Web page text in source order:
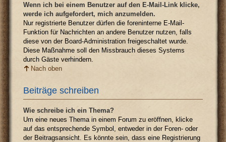
Wenn ich bei einem Benutzer auf den E-Mail-Link klicke,
werde ich aufgefordert, mich anzumelden.
Nur registrierte Benutzer dürfen die foreninterne E-Mail-
Funktion für Nachrichten an andere Benutzer nutzen, falls
diese von der Board-Administration freigeschaltet wurde.
Diese Maßnahme soll den Missbrauch dieses Systems
durch Gäste verhindern.
Nach oben
Beiträge schreiben
Wie schreibe ich ein Thema?
Um eine neues Thema in einem Forum zu eröffnen, klicke
auf das entsprechende Symbol, entweder in der Foren- oder
der Beitragsansicht. Es könnte sein, dass eine Registrierung